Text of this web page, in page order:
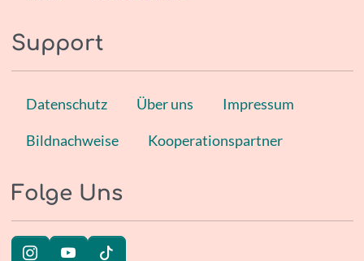
Support
Datenschutz Über uns Impressum
Bildnachweise Kooperationspartner
Folge Uns